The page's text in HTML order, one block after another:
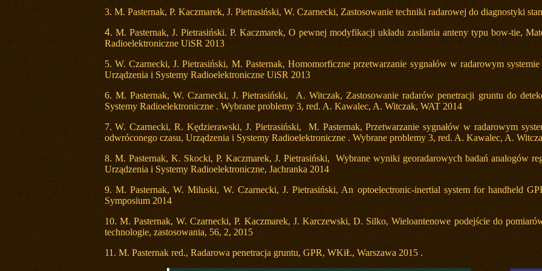
3. M. Pasternak, P. Kaczmarek, J. Pietrasiński, W. Czarnecki, Zastosowanie techniki radarowej do diagnostyki
4. M. Pasternak, J. Pietrasiński. P. Kaczmarek, O pewnej modyfikacji układu zasilania anteny typu bow-tie,
Radioelektroniczne UiSR 2013
5. W. Czarnecki, J. Pietrasiński, M. Pasternak, Homomorficzne przetwarzanie sygnałów w radarowym
Urządzenia i Systemy Radioelektroniczne UiSR 2013
6. M. Pasternak, W. Czarnecki, J. Pietrasiński, A. Witczak, Zastosowanie radarów penetracji gruntu do
Systemy Radioelektroniczne . Wybrane problemy 3, red. A. Kawalec, A. Witczak, WAT 2014
7.W. Czarnecki, R. Kędzierawski, J. Pietrasiński, M. Pasternak, Przetwarzanie sygnałów w radarowym
odwróconego czasu, Urządzenia i Systemy Radioelektroniczne . Wybrane problemy 3, red. A. Kawalec, A.
8. M. Pasternak, K. Skocki, P. Kaczmarek, J. Pietrasiński, Wybrane wyniki georadarowych badań analogów
Urządzenia i Systemy Radioelektroniczne, Jachranka 2014
9. M. Pasternak, W. Miluski, W. Czarnecki, J. Pietrasiński, An optoelectronic-inertial system for handheld
Symposium 2014
10. M. Pasternak, W. Czarnecki, P. Kaczmarek, J. Karczewski, D. Silko, Wieloantenowe podejście do
technologie, zastosowania, 56, 2, 2015
11. M. Pasternak red., Radarowa penetracja gruntu, GPR, WKiŁ, Warszawa 2015 .